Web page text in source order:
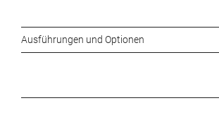
Ausführungen und Optionen